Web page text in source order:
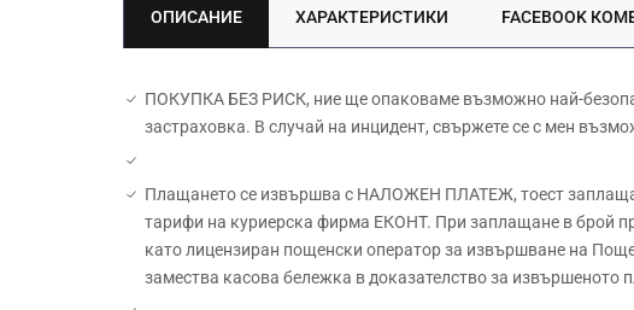
ОПИСАНИЕ ХАРАКТЕРИСТИКИ FACEBOOK
ПОКУПКА БЕЗ РИСК, ние ще опаковаме възможно най-
застраховка. В случай на инцидент, свържете се с мен
Плащането се извършва с НАЛОЖЕН ПЛАТЕЖ, тоест
тарифи на куриерска фирма ЕКОНТ. При заплащане в брой
като лицензиран пощенски оператор за извършване на
замества касова бележка в доказателство за извършеното